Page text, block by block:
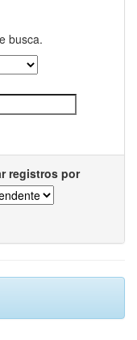
busca.
registros por